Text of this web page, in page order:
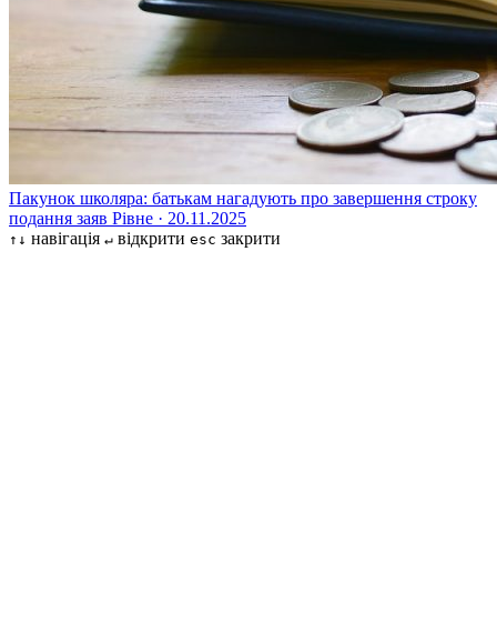
Пакунок школяра: батькам нагадують про завершення строку
подання заяв Рівне · 20.11.2025
↑↓ навігація ↵ відкрити esc закрити